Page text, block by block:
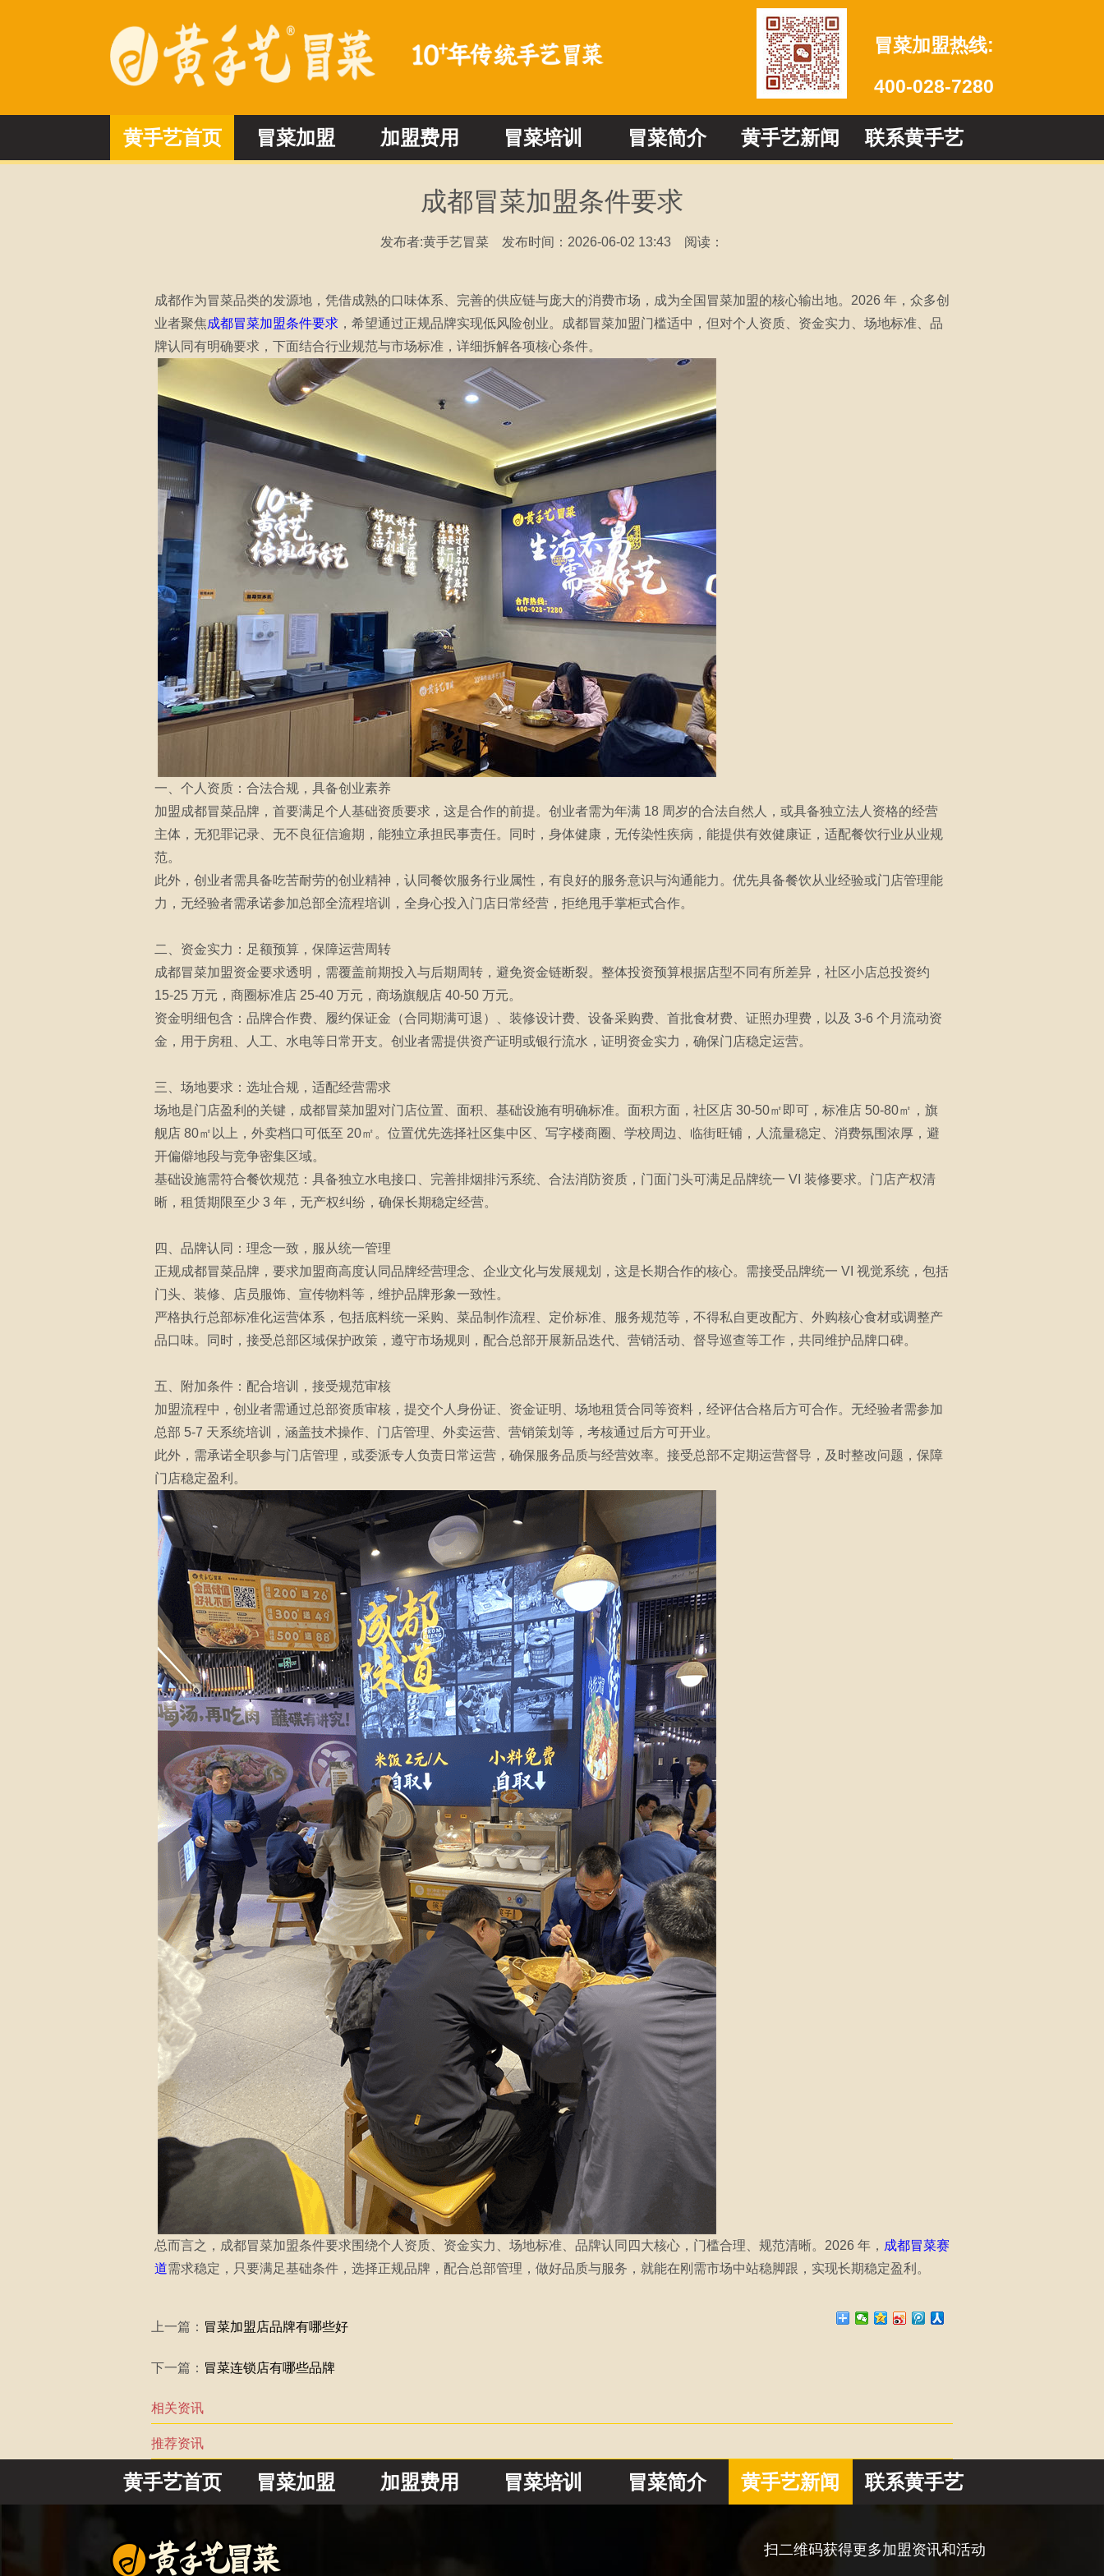
冒菜加盟热线:
400-028-7280
黄手艺首页 冒菜加盟 加盟费用 冒菜培训 冒菜简介 黄手艺新闻 联系黄手艺
冒菜加盟问答 冒菜新闻动态
成都冒菜加盟条件要求
发布者:黄手艺冒菜 发布时间：2026-06-02 13:43 阅读：
成都作为冒菜品类的发源地，凭借成熟的口味体系、完善的供应链与庞大的消费市场，成为全国冒菜加盟的核心输出地。2026 年，众多创
业者聚焦成都冒菜加盟条件要求 ，希望通过正规品牌实现低风险创业。成都冒菜加盟门槛适中，但对个人资质、资金实力、场地标准、品
牌认同有明确要求，下面结合行业规范与市场标准，详细拆解各项核心条件。
一、个人资质：合法合规，具备创业素养
加盟成都冒菜品牌，首要满足个人基础资质要求，这是合作的前提。创业者需为年满 18 周岁的合法自然人，或具备独立法人资格的经营
主体，无犯罪记录、无不良征信逾期，能独立承担民事责任。同时，身体健康，无传染性疾病，能提供有效健康证，适配餐饮行业从业规
范。
此外，创业者需具备吃苦耐劳的创业精神，认同餐饮服务行业属性，有良好的服务意识与沟通能力。优先具备餐饮从业经验或门店管理能
力，无经验者需承诺参加总部全流程培训，全身心投入门店日常经营，拒绝甩手掌柜式合作。
二、资金实力：足额预算，保障运营周转
成都冒菜加盟资金要求透明，需覆盖前期投入与后期周转，避免资金链断裂。整体投资预算根据店型不同有所差异，社区小店总投资约
15-25 万元，商圈标准店 25-40 万元，商场旗舰店 40-50 万元。
资金明细包含：品牌合作费、履约保证金（合同期满可退）、装修设计费、设备采购费、首批食材费、证照办理费，以及 3-6 个月流动资
金，用于房租、人工、水电等日常开支。创业者需提供资产证明或银行流水，证明资金实力，确保门店稳定运营。
三、场地要求：选址合规，适配经营需求
场地是门店盈利的关键，成都冒菜加盟对门店位置、面积、基础设施有明确标准。面积方面，社区店 30-50㎡即可，标准店 50-80㎡，旗
舰店 80㎡以上，外卖档口可低至 20㎡。位置优先选择社区集中区、写字楼商圈、学校周边、临街旺铺，人流量稳定、消费氛围浓厚，避
开偏僻地段与竞争密集区域。
基础设施需符合餐饮规范：具备独立水电接口、完善排烟排污系统、合法消防资质，门面门头可满足品牌统一 VI 装修要求。门店产权清
晰，租赁期限至少 3 年，无产权纠纷，确保长期稳定经营。
四、品牌认同：理念一致，服从统一管理
正规成都冒菜品牌，要求加盟商高度认同品牌经营理念、企业文化与发展规划，这是长期合作的核心。需接受品牌统一 VI 视觉系统，包括
门头、装修、店员服饰、宣传物料等，维护品牌形象一致性。
严格执行总部标准化运营体系，包括底料统一采购、菜品制作流程、定价标准、服务规范等，不得私自更改配方、外购核心食材或调整产
品口味。同时，接受总部区域保护政策，遵守市场规则，配合总部开展新品迭代、营销活动、督导巡查等工作，共同维护品牌口碑。
五、附加条件：配合培训，接受规范审核
加盟流程中，创业者需通过总部资质审核，提交个人身份证、资金证明、场地租赁合同等资料，经评估合格后方可合作。无经验者需参加
总部 5-7 天系统培训，涵盖技术操作、门店管理、外卖运营、营销策划等，考核通过后方可开业。
此外，需承诺全职参与门店管理，或委派专人负责日常运营，确保服务品质与经营效率。接受总部不定期运营督导，及时整改问题，保障
门店稳定盈利。
总而言之，成都冒菜加盟条件要求围绕个人资质、资金实力、场地标准、品牌认同四大核心，门槛合理、规范清晰。2026 年， 成都冒菜赛
道需求稳定，只要满足基础条件，选择正规品牌，配合总部管理，做好品质与服务，就能在刚需市场中站稳脚跟，实现长期稳定盈利。
上一篇： 冒菜加盟店品牌有哪些好
下一篇： 冒菜连锁店有哪些品牌
相关资讯
推荐资讯
黄手艺首页 冒菜加盟 加盟费用 冒菜培训 冒菜简介 黄手艺新闻 联系黄手艺
扫二维码获得更多加盟资讯和活动